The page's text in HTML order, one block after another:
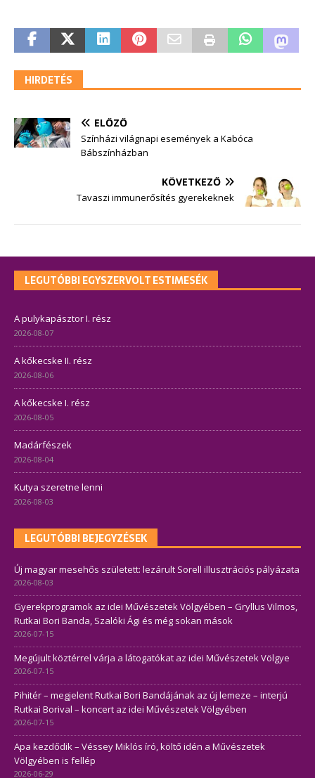
HIRDETÉS
ELŐZŐ
Színházi világnapi események a Kabóca
Bábszínházban
KÖVETKEZŐ
Tavaszi immunerősítés gyerekeknek
LEGUTÓBBI EGYSZERVOLT ESTIMESÉK
A pulykapásztor I. rész
2026-08-07
A kőkecske II. rész
2026-08-06
A kőkecske I. rész
2026-08-05
Madárfészek
2026-08-04
Kutya szeretne lenni
2026-08-03
LEGUTÓBBI BEJEGYZÉSEK
Új magyar mesehős született: lezárult Sorell illusztrációs pályázata
2026-08-03
Gyerekprogramok az idei Művészetek Völgyében – Gryllus Vilmos,
Rutkai Bori Banda, Szalóki Ági és még sokan mások
2026-07-15
Megújult köztérrel várja a látogatókat az idei Művészetek Völgye
2026-07-15
Pihitér – megjelent Rutkai Bori Bandájának az új lemeze – interjú
Rutkai Borival – koncert az idei Művészetek Völgyében
2026-07-15
Apa kezdődik – Véssey Miklós író, költő idén a Művészetek
Völgyében is fellép
2026-06-29